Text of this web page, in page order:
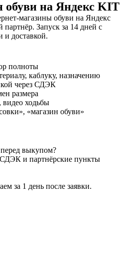
обуви на Яндекс KIT
магазины обуви на Яндекс
Запуск за 14 дней с
и доставкой.
полноты
каблуку, назначению
через СДЭК
размера
видео ходьбы
«магазин обуви»
выкупом?
СДЭК и партнёрские пункты
за 1 день после заявки.